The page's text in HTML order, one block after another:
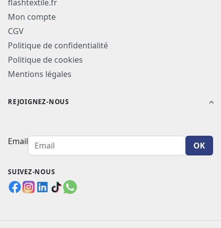
flashtextile.fr
Mon compte
CGV
Politique de confidentialité
Politique de cookies
Mentions légales
REJOIGNEZ-NOUS
Email OK
SUIVEZ-NOUS